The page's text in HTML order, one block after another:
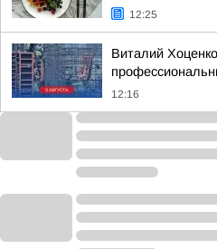
12:25
Виталий
12:16